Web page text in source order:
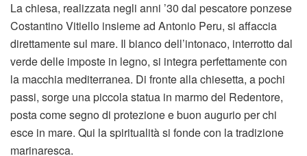
La chiesa, realizzata negli anni ’30 dal pescatore ponzese
Costantino Vitiello insieme ad Antonio Peru, si affaccia
direttamente sul mare. Il bianco dell’intonaco, interrotto dal
verde delle imposte in legno, si integra perfettamente con
la macchia mediterranea. Di fronte alla chiesetta, a pochi
passi, sorge una piccola statua in marmo del Redentore,
posta come segno di protezione e buon augurio per chi
esce in mare. Qui la spiritualità si fonde con la tradizione
marinaresca.